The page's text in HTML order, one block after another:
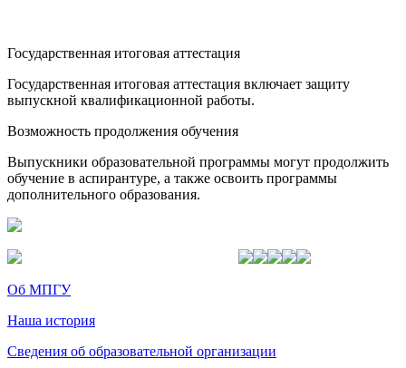
Государственная итоговая аттестация
Государственная итоговая аттестация включает защиту
выпускной квалификационной работы.
Возможность продолжения обучения
Выпускники образовательной программы могут продолжить
обучение в аспирантуре, а также освоить программы
дополнительного образования.
Об МПГУ
Наша история
Сведения об образовательной организации